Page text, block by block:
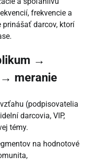
frekvencie a
darcov, ktorí
→
meranie
(podpisovatelia
darcovia, VIP,
témy.
na hodnotové